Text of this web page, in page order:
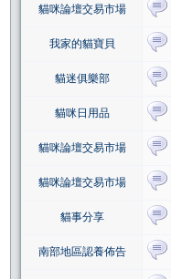
貓咪論壇交易市場
我家的貓寶貝
貓迷俱樂部
貓咪日用品
貓咪論壇交易市場
貓咪論壇交易市場
貓事分享
南部地區認養佈告